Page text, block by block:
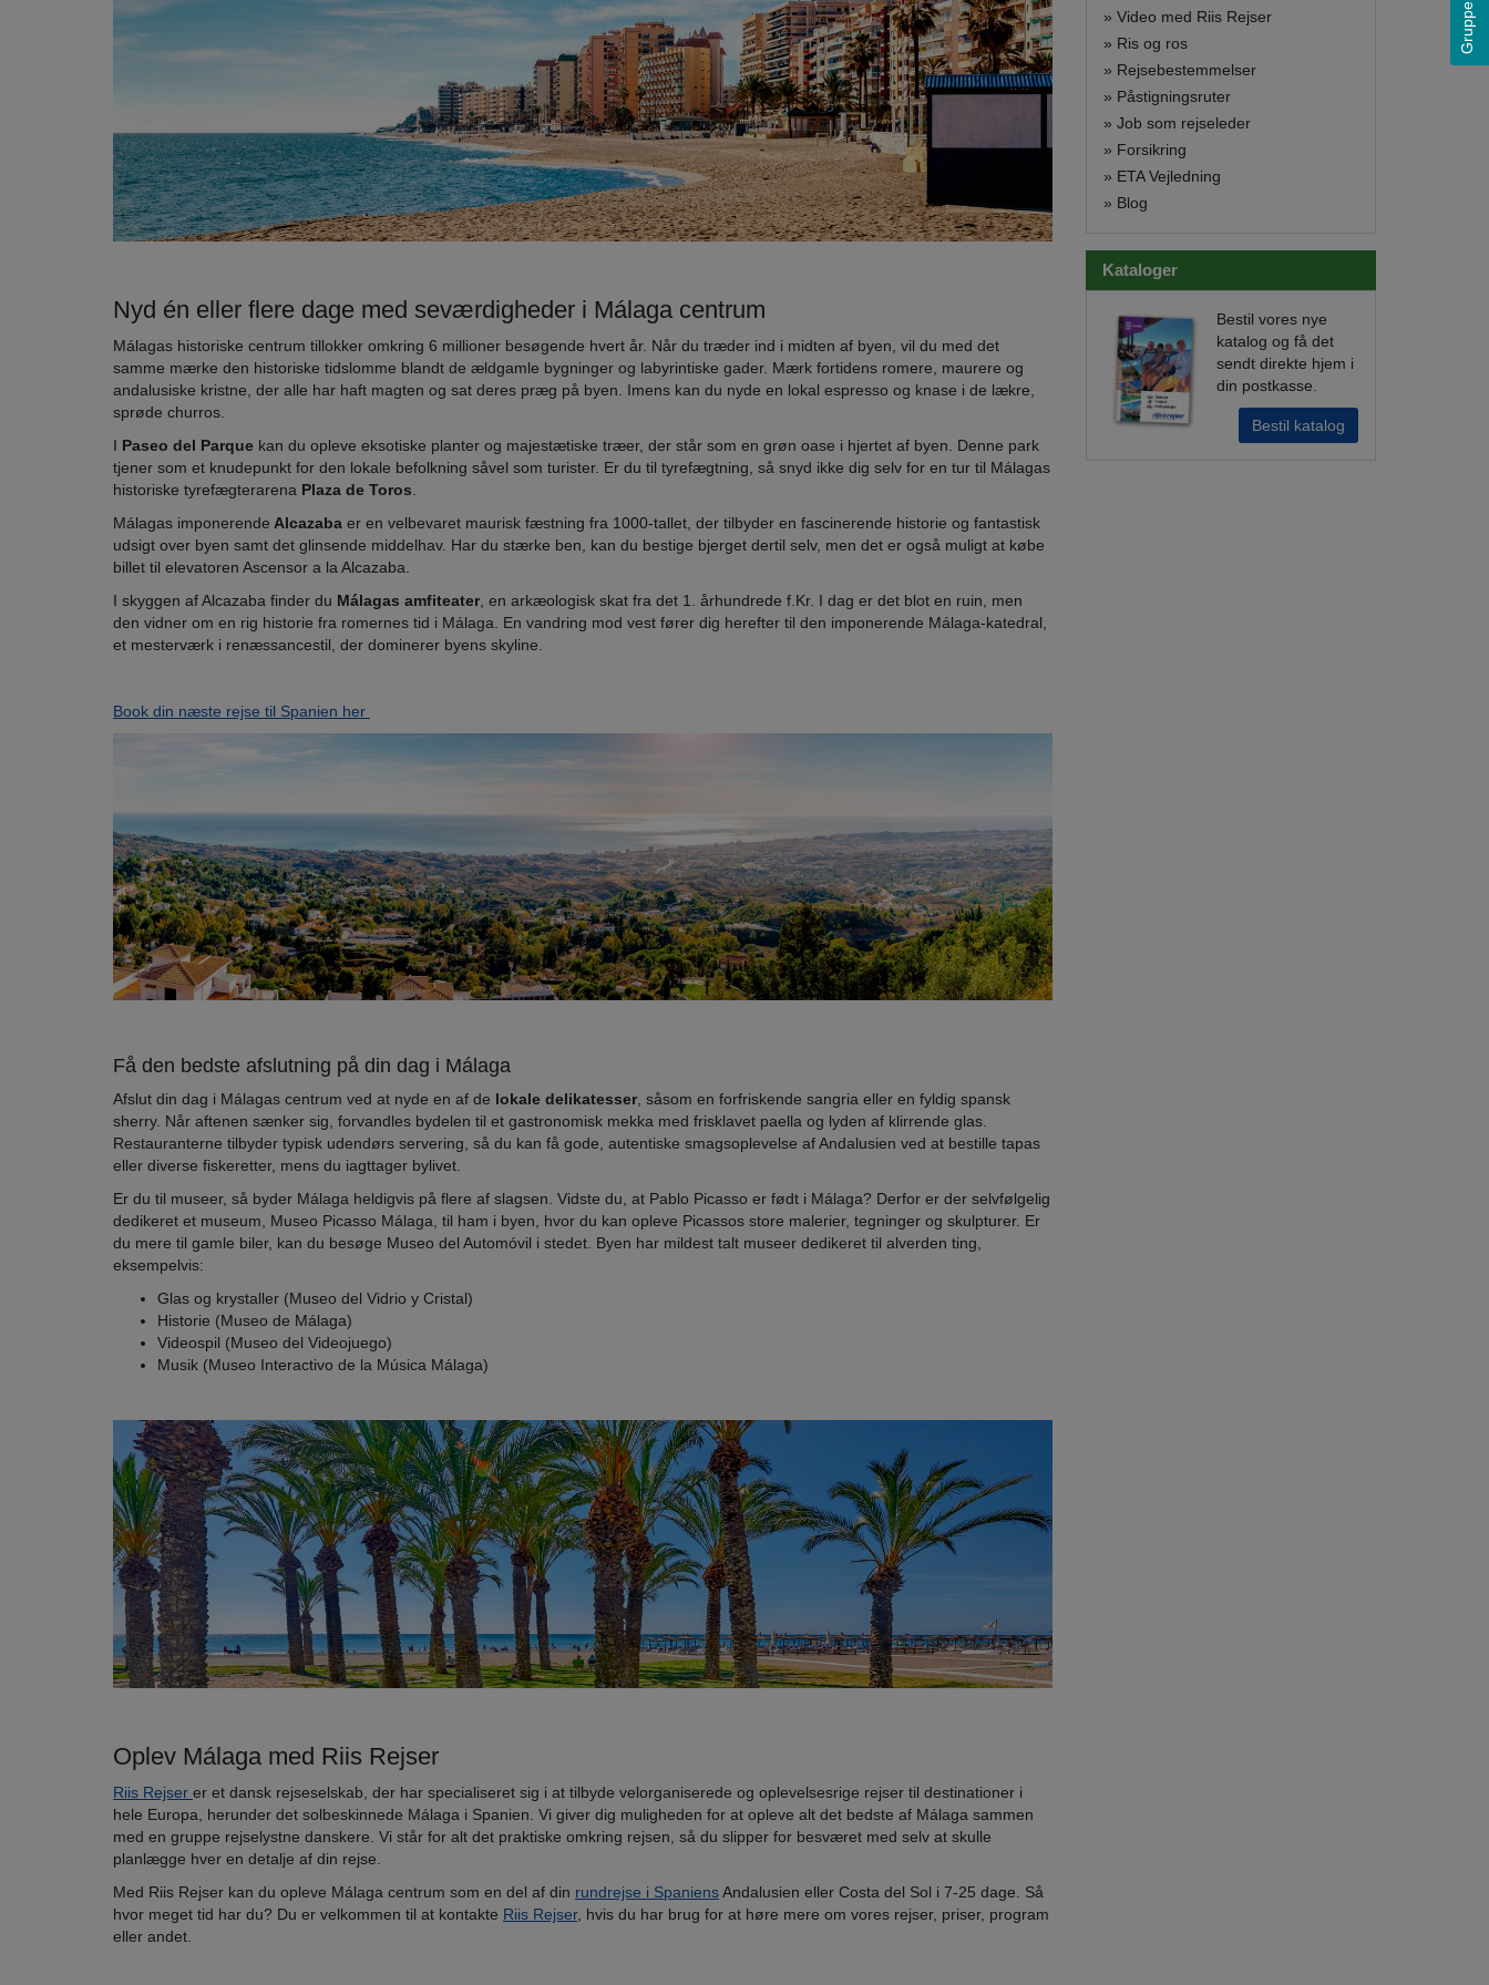
Nyd én eller flere dage med seværdigheder i Málaga centrum
Málagas historiske centrum tillokker omkring 6 millioner besøgende hvert år. Når du træder ind i midten af byen, vil du med det
samme mærke den historiske tidslomme blandt de ældgamle bygninger og labyrintiske gader. Mærk fortidens romere, maurere og
andalusiske kristne, der alle har haft magten og sat deres præg på byen. Imens kan du nyde en lokal espresso og knase i de lækre,
sprøde churros.
I Paseo del Parque kan du opleve eksotiske planter og majestætiske træer, der står som en grøn oase i hjertet af byen. Denne park
tjener som et knudepunkt for den lokale befolkning såvel som turister. Er du til tyrefægtning, så snyd ikke dig selv for en tur til Málagas
historiske tyrefægterarena Plaza de Toros
Málagas imponerende Alcazaba er en velbevaret maurisk fæstning fra 1000-tallet, der tilbyder en fascinerende historie og fantastisk
udsigt over byen samt det glinsende middelhav. Har du stærke ben, kan du bestige bjerget dertil selv, men det er også muligt at købe
billet til elevatoren Ascensor a la Alcazaba.
I skyggen af Alcazaba finder du Málagas amfiteater , en arkæologisk skat fra det 1. århundrede f.Kr. I dag er det blot en ruin, men
den vidner om en rig historie fra romernes tid i Málaga. En vandring mod vest fører dig herefter til den imponerende Málaga-katedral,
et mesterværk i renæssancestil, der dominerer byens skyline.
Book din næste rejse til Spanien her
Få den bedste afslutning på din dag i Málaga
Afslut din dag i Málagas centrum ved at nyde en af de lokale delikatesser , såsom en forfriskende sangria eller en fyldig spansk
sherry. Når aftenen sænker sig, forvandles bydelen til et gastronomisk mekka med frisklavet paella og lyden af klirrende glas.
Restauranterne tilbyder typisk udendørs servering, så du kan få gode, autentiske smagsoplevelse af Andalusien ved at bestille tapas
eller diverse fiskeretter, mens du iagttager bylivet.
Er du til museer, så byder Málaga heldigvis på flere af slagsen. Vidste du, at Pablo Picasso er født i Málaga? Derfor er der selvfølgelig
dedikeret et museum, Museo Picasso Málaga, til ham i byen, hvor du kan opleve Picassos store malerier, tegninger og skulpturer. Er
du mere til gamle biler, kan du besøge Museo del Automóvil i stedet. Byen har mildest talt museer dedikeret til alverden ting,
eksempelvis:
Glas og krystaller (Museo del Vidrio y Cristal)
Historie (Museo de Málaga)
Videospil (Museo del Videojuego)
Musik (Museo Interactivo de la Música Málaga)
Oplev Málaga med Riis Rejser
Riis Rejser er et dansk rejseselskab, der har specialiseret sig i at tilbyde velorganiserede og oplevelsesrige rejser til destinationer i
hele Europa, herunder det solbeskinnede Málaga i Spanien. Vi giver dig muligheden for at opleve alt det bedste af Málaga sammen
med en gruppe rejselystne danskere. Vi står for alt det praktiske omkring rejsen, så du slipper for besværet med selv at skulle
planlægge hver en detalje af din rejse.
Med Riis Rejser kan du opleve Málaga centrum som en del af din rundrejse i SpaniensAndalusien eller Costa del Sol i 7-25 dage. Så
hvor meget tid har du? Du er velkommen til at kontakte Riis Rejser, hvis du har brug for at høre mere om vores rejser, priser, program
eller andet.
» Video med Riis Rejser
» Ris og ros
» Rejsebestemmelser
» Påstigningsruter
» Job som rejseleder
» Forsikring
» ETA Vejledning
» Blog
Kataloger
Bestil vores nye
katalog og få det
sendt direkte hjem i
din postkasse.
Bestil katalog